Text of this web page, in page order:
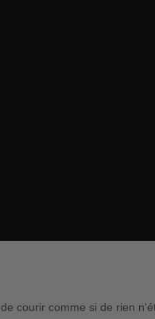
courir comme si de rien